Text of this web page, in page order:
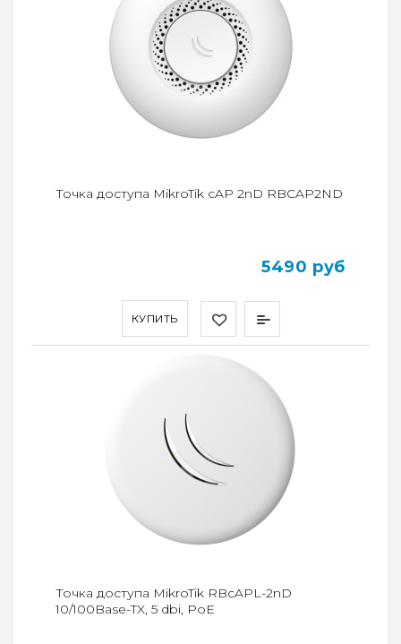
КУПИТЬ
Точка доступа MikroTik cAP 2nD RBCAP2ND
5490 руб
Точка доступа MikroTik RBcAPL-2nD
10/100Base-TX, 5 dbi, PoE